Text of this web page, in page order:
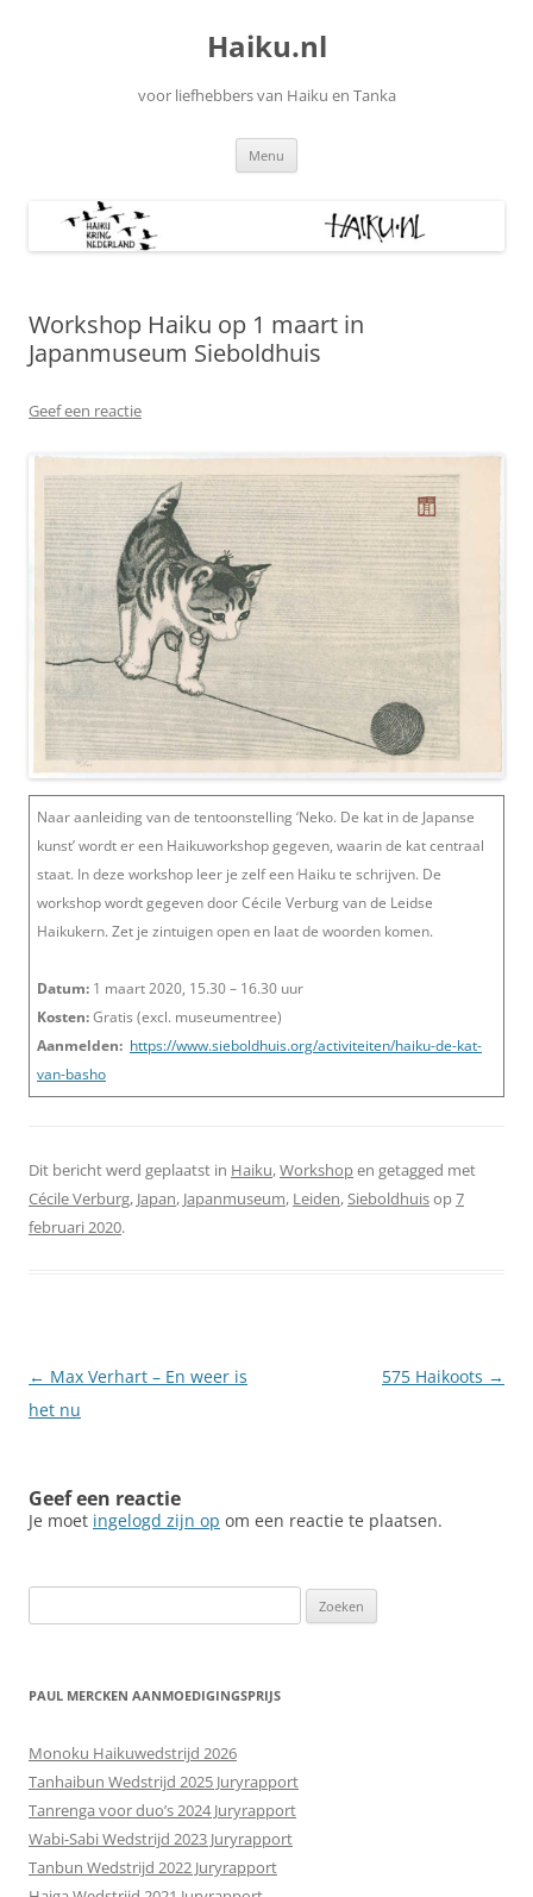
Haiku.nl
voor liefhebbers van Haiku en Tanka
Menu
Workshop Haiku op 1 maart in
Japanmuseum Sieboldhuis
Geef een reactie
Naar aanleiding van de tentoonstelling ‘Neko. De kat in de Japanse
kunst’ wordt er een Haikuworkshop gegeven, waarin de kat centraal
staat. In deze workshop leer je zelf een Haiku te schrijven. De
workshop wordt gegeven door Cécile Verburg van de Leidse
Haikukern. Zet je zintuigen open en laat de woorden komen.
Datum: 1 maart 2020, 15.30 – 16.30 uur
Kosten:Gratis (excl. museumentree)
Aanmelden: https://www.sieboldhuis.org/activiteiten/haiku-de-kat-
van-basho
Dit bericht werd geplaatst in Haiku,Workshopen getagged met
Cécile Verburg, Japan, Japanmuseum, Leiden,Sieboldhuisop7
februari 2020.
Berichtnavigatie
← Max Verhart – En weer is
het nu
575 Haikoots →
Geef een reactie
Je moet ingelogd zijn op om een reactie te plaatsen.
naar:
PAUL MERCKEN AANMOEDIGINGSPRIJS
Monoku Haikuwedstrijd 2026
Tanhaibun Wedstrijd 2025 Juryrapport
Tanrenga voor duo’s 2024 Juryrapport
Wabi-Sabi Wedstrijd 2023 Juryrapport
Tanbun Wedstrijd 2022 Juryrapport